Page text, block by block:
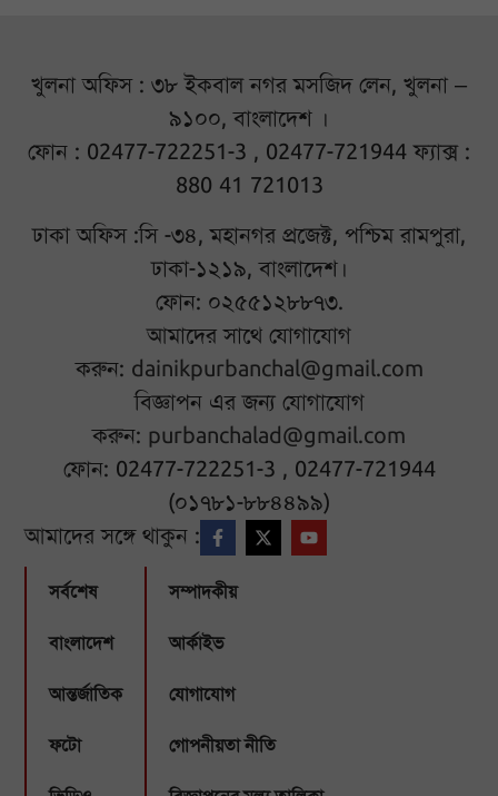
খুলনা অফিস : ৩৮ ইকবাল নগর মসজিদ লেন, খুলনা –
৯১০০, বাংলাদেশ ।
ফোন : 02477-722251-3 , 02477-721944 ফ্যাক্স :
880 41 721013
ঢাকা অফিস :সি -৩৪, মহানগর প্রজেক্ট, পশ্চিম রামপুরা,
ঢাকা-১২১৯, বাংলাদেশ।
ফোন: ০২৫৫১২৮৮৭৩.
আমাদের সাথে যোগাযোগ
করুন: dainikpurbanchal@gmail.com
বিজ্ঞাপন এর জন্য যোগাযোগ
করুন: purbanchalad@gmail.com
ফোন: 02477-722251-3 , 02477-721944
(০১৭৮১-৮৮৪৪৯৯)
আমাদের সঙ্গে থাকুন :
সর্বশেষ
বাংলাদেশ
আন্তর্জাতিক
ফটো
সম্পাদকীয়
আর্কাইভ
যোগাযোগ
গোপনীয়তা নীতি